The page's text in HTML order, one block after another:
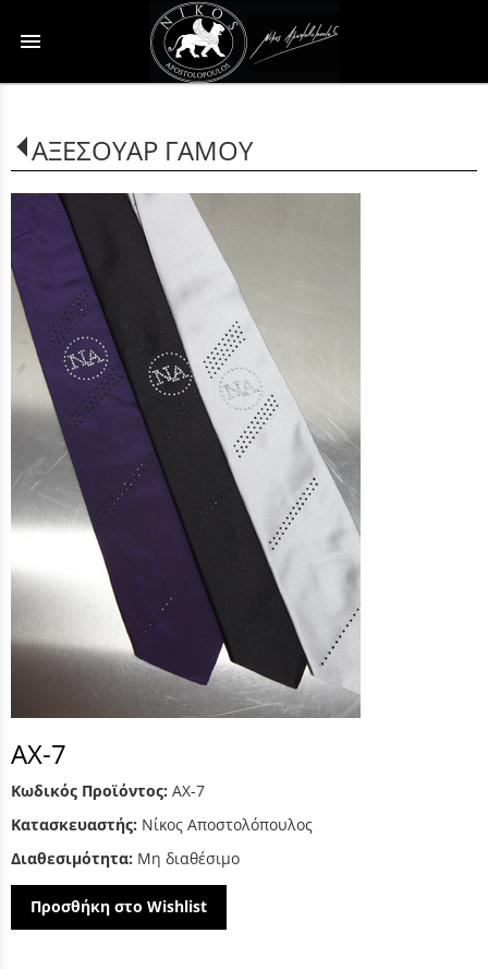
menu
ΑΞΕΣΟΥΑΡ ΓΑΜΟΥ
AX-7
Κωδικός Προϊόντος: AX-7
Κατασκευαστής: Νίκος Αποστολόπουλος
Διαθεσιμότητα: Μη διαθέσιμο
Προσθήκη στο Wishlist